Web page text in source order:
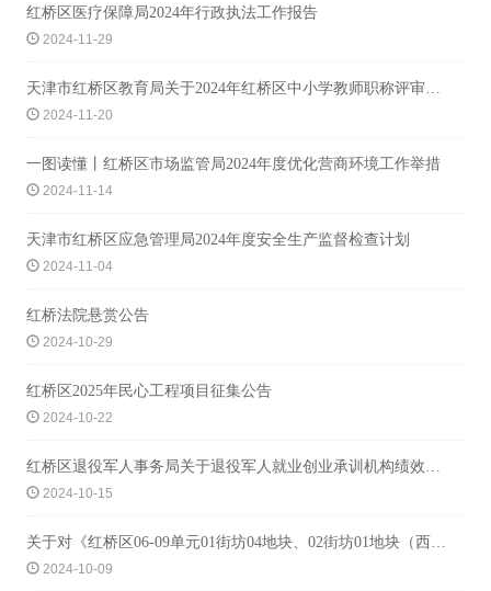
红桥区医疗保障局2024年行政执法工作报告
2024-11-29
2024-11-20
一图读懂丨红桥区市场监管局2024年度优化营商环境工作举措
2024-11-14
天津市红桥区应急管理局2024年度安全生产监督检查计划
2024-11-04
红桥法院悬赏公告
2024-10-29
红桥区2025年民心工程项目征集公告
2024-10-22
2024-10-15
2024-10-09